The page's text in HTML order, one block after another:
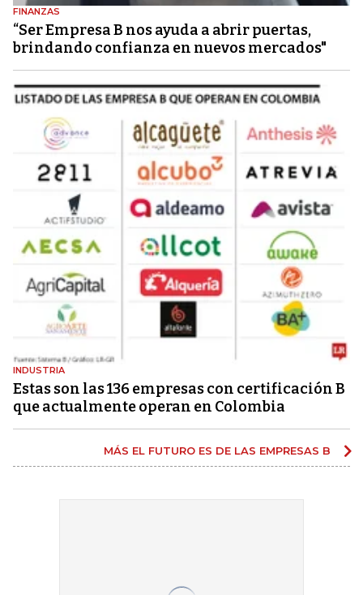
FINANZAS
“Ser Empresa B nos ayuda a abrir puertas,
brindando confianza en nuevos mercados"
INDUSTRIA
Estas son las 136 empresas con certificación B
que actualmente operan en Colombia
MÁS EL FUTURO ES DE LAS EMPRESAS B